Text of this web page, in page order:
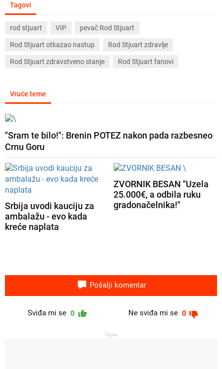
Tagovi
rod stjuart VIP pevač Rod Stjuart
Rod Stjuart otkazao nastup Rod Stjuart zdravlje
Rod Stjuart zdravstveno stanje Rod Stjuart fanovi
Vruće teme
"Sram te bilo!": Brenin POTEZ nakon pada razbesneo
Crnu Goru
Srbija uvodi kauciju za
ambalažu - evo kada
kreće naplata
ZVORNIK BESAN "Uzela
25.000€, a odbila ruku
gradonačelnika!"
Pošalji komentar
Sviđa mi se 0 Ne sviđa mi se 0
Oglas